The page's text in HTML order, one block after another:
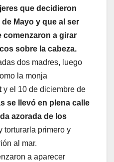
que decidieron
Mayo y que al ser
comenzaron a girar
sobre la cabeza.
dos madres, luego
la monja
y el 10 de diciembre de
se llevó en plena calle
azorada de los
torturarla primero y
al mar.
a aparecer